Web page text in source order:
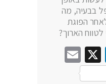
בבעיה, מה
הפוגת
הארוך?
LinkedIn
X
Share